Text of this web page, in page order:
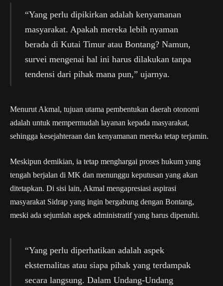
“Yang perlu dipikirkan adalah kenyamanan
masyarakat. Apakah mereka lebih nyaman
berada di Kutai Timur atau Bontang? Namun,
survei mengenai hal ini harus dilakukan tanpa
tendensi dari pihak mana pun,” ujarnya.
Menurut Akmal, tujuan utama pembentukan daerah otonomi
adalah untuk mempermudah layanan kepada masyarakat,
sehingga kesejahteraan dan kenyamanan mereka tetap terjamin.
Meskipun demikian, ia tetap menghargai proses hukum yang
tengah berjalan di MK dan menunggu keputusan yang akan
ditetapkan. Di sisi lain, Akmal mengapresiasi aspirasi
masyarakat Sidrap yang ingin bergabung dengan Bontang,
meski ada sejumlah aspek administratif yang harus dipenuhi.
“Yang perlu diperhatikan adalah aspek
eksternalitas atau siapa pihak yang terdampak
secara langsung. Dalam Undang-Undang